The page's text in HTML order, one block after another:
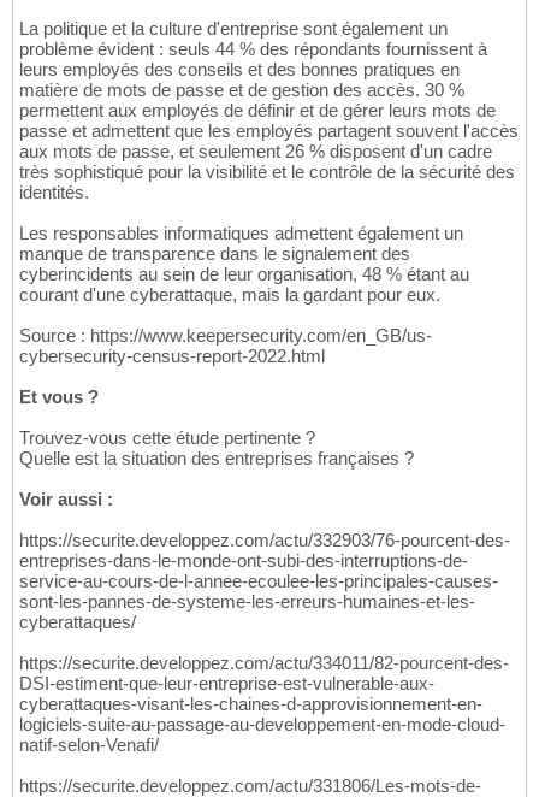
La politique et la culture d'entreprise sont également un
problème évident : seuls 44 % des répondants fournissent à
leurs employés des conseils et des bonnes pratiques en
matière de mots de passe et de gestion des accès. 30 %
permettent aux employés de définir et de gérer leurs mots de
passe et admettent que les employés partagent souvent l'accès
aux mots de passe, et seulement 26 % disposent d'un cadre
très sophistiqué pour la visibilité et le contrôle de la sécurité des
identités.
Les responsables informatiques admettent également un
manque de transparence dans le signalement des
cyberincidents au sein de leur organisation, 48 % étant au
courant d'une cyberattaque, mais la gardant pour eux.
Source : https://www.keepersecurity.com/en_GB/us-
cybersecurity-census-report-2022.html
Et vous ?
Trouvez-vous cette étude pertinente ?
Quelle est la situation des entreprises françaises ?
Voir aussi :
https://securite.developpez.com/actu/332903/76-pourcent-des-
entreprises-dans-le-monde-ont-subi-des-interruptions-de-
service-au-cours-de-l-annee-ecoulee-les-principales-causes-
sont-les-pannes-de-systeme-les-erreurs-humaines-et-les-
cyberattaques/
https://securite.developpez.com/actu/334011/82-pourcent-des-
DSI-estiment-que-leur-entreprise-est-vulnerable-aux-
cyberattaques-visant-les-chaines-d-approvisionnement-en-
logiciels-suite-au-passage-au-developpement-en-mode-cloud-
natif-selon-Venafi/
https://securite.developpez.com/actu/331806/Les-mots-de-